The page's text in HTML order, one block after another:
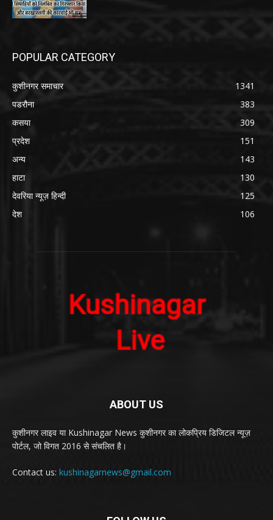
POPULAR CATEGORY
कुशीनगर समाचार
1341
पडरौना
383
कसया
309
प्रदेश
151
अन्य
143
हाटा
130
देवरिया न्यूज़ हिन्दी
125
देश
106
ABOUT US
कुशीनगर लाइव या Kushinagar News कुशीनगर का लोकप्रिय डिजिटल न्यूज़
पोर्टल, जो विगत 2016 से संचलित है।
Contact us: kushinagarnews@gmail.com